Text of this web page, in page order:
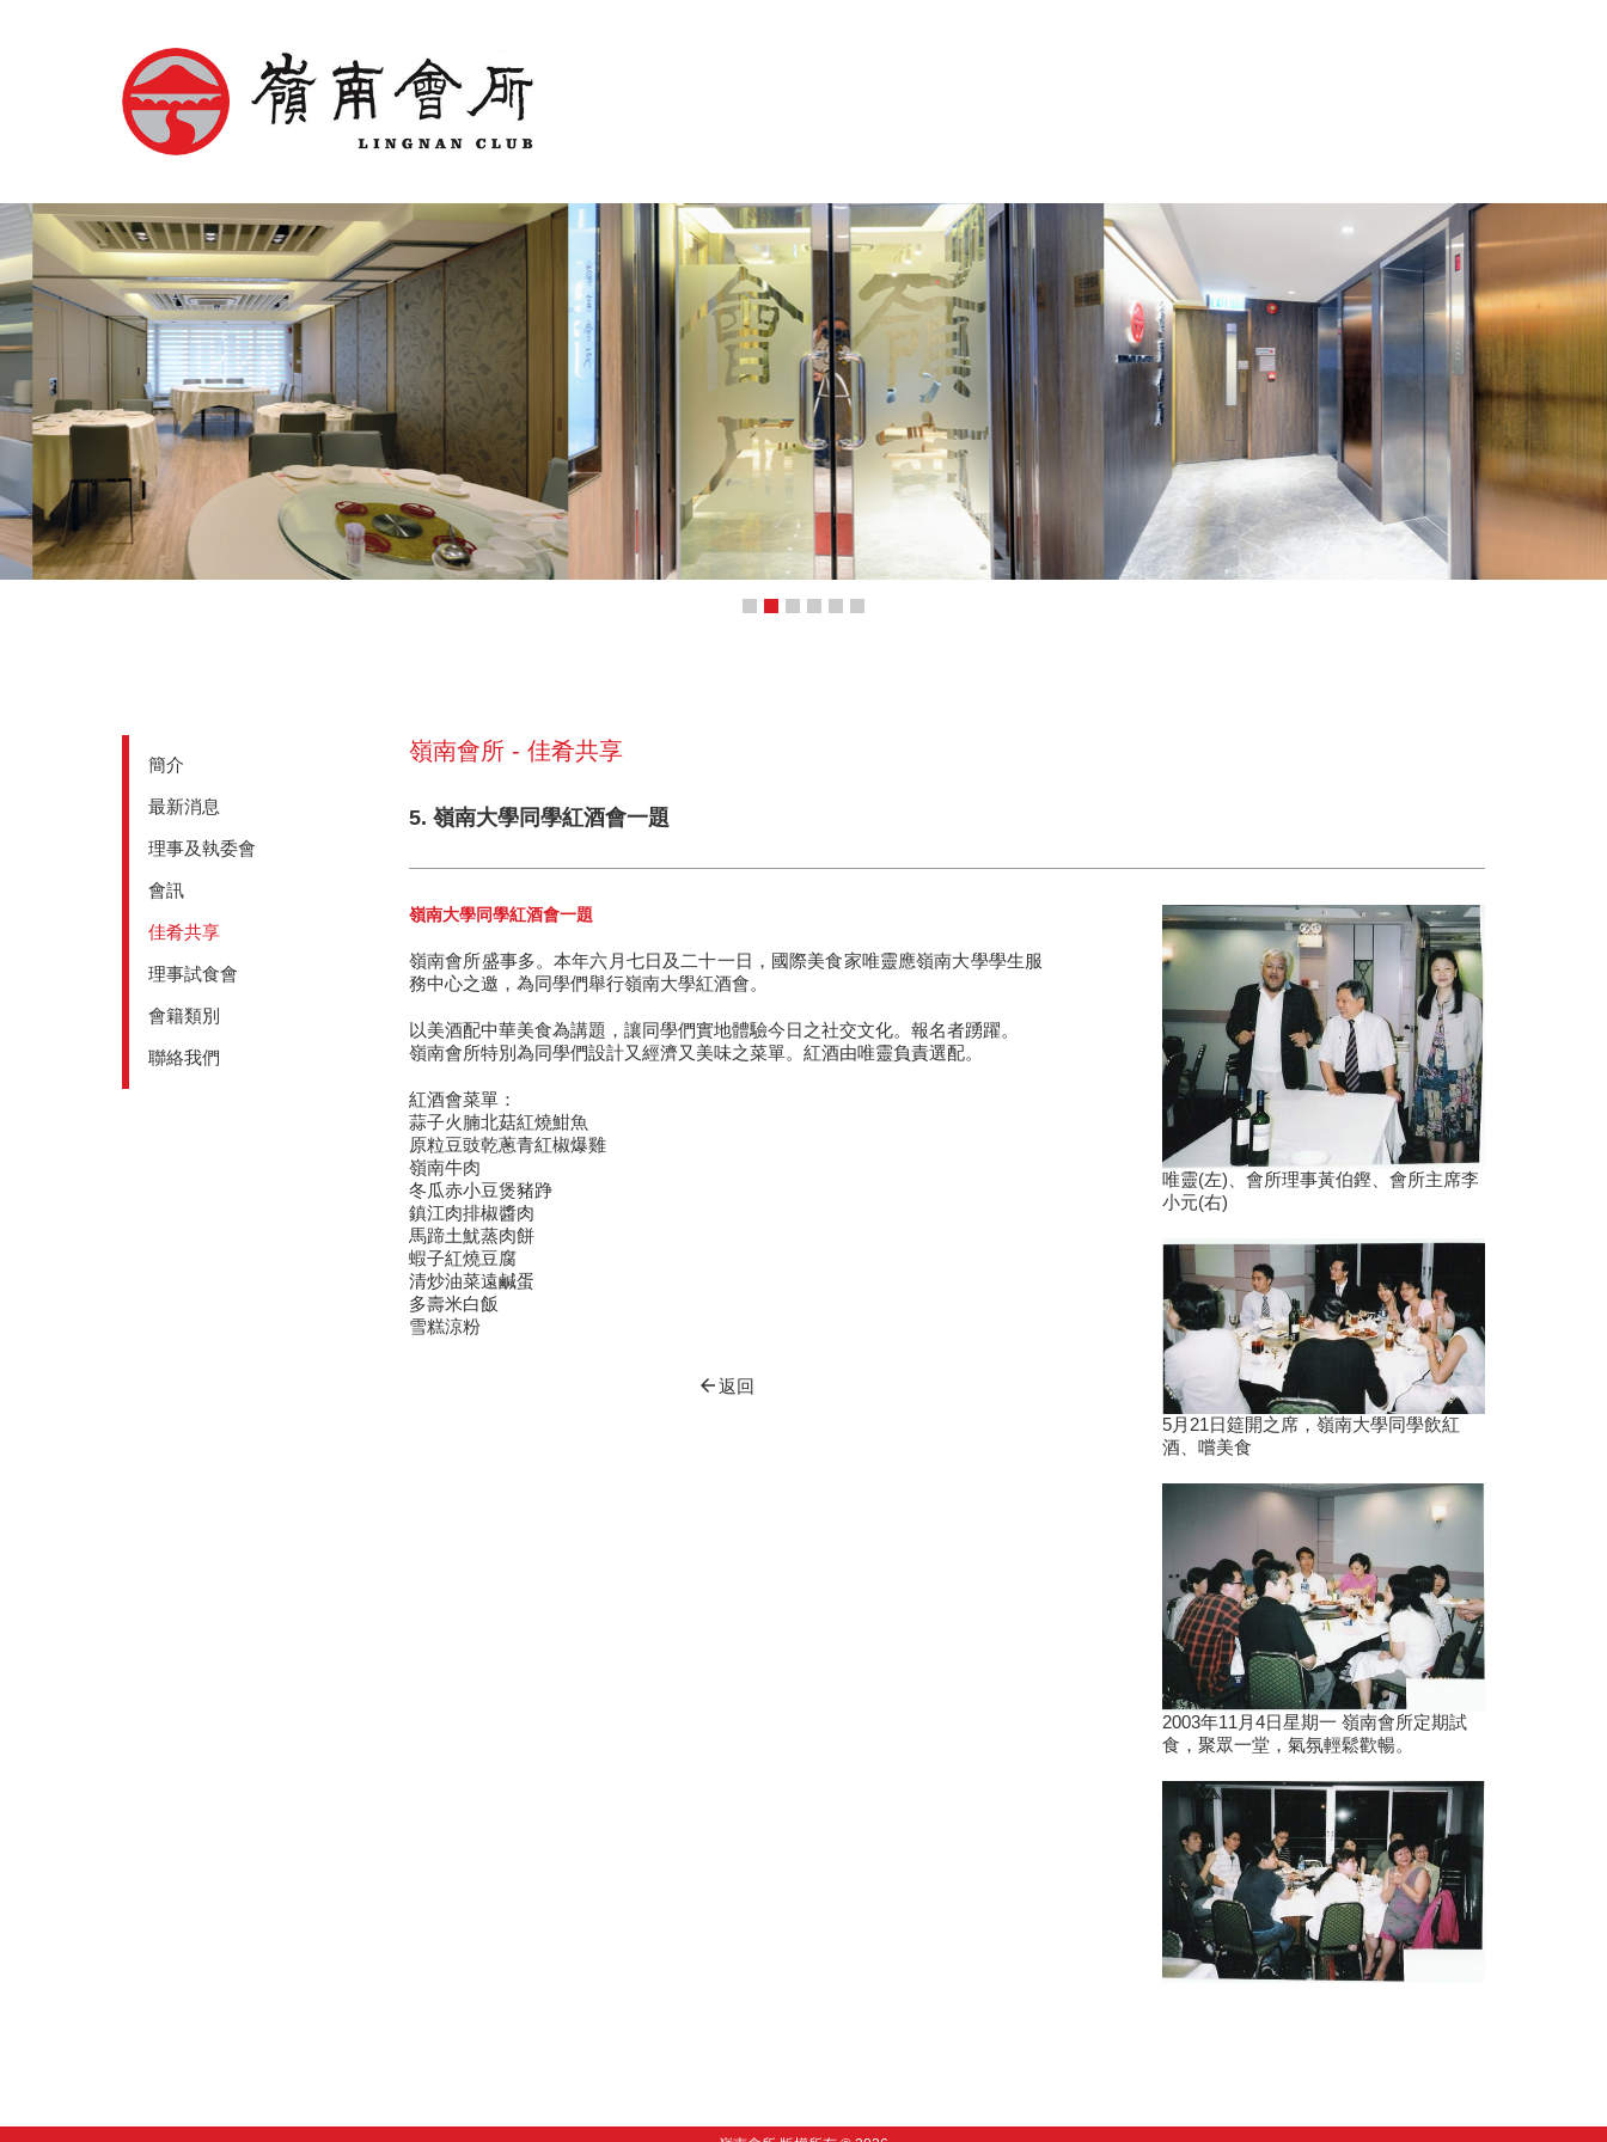
簡介
最新消息
理事及執委會
會訊
佳肴共享
理事試食會
會籍類別
聯絡我們
嶺南會所 - 佳肴共享
5. 嶺南大學同學紅酒會一題
嶺南大學同學紅酒會一題
嶺南會所盛事多。本年六月七日及二十一日，國際美食家唯靈應嶺南大學學生服
務中心之邀，為同學們舉行嶺南大學紅酒會。
以美酒配中華美食為講題，讓同學們實地體驗今日之社交文化。報名者踴躍。
嶺南會所特別為同學們設計又經濟又美味之菜單。紅酒由唯靈負責選配。
紅酒會菜單：
蒜子火腩北菇紅燒魽魚
原粒豆豉乾蔥青紅椒爆雞
嶺南牛肉
冬瓜赤小豆煲豬踭
鎮江肉排椒醬肉
馬蹄土魷蒸肉餅
蝦子紅燒豆腐
清炒油菜遠鹹蛋
多壽米白飯
雪糕涼粉
arrow_back返回
唯靈(左)、會所理事黃伯鏗、會所主席李
小元(右)
5月21日筵開之席，嶺南大學同學飲紅
酒、嚐美食
2003年11月4日星期一 嶺南會所定期試
食，聚眾一堂，氣氛輕鬆歡暢。